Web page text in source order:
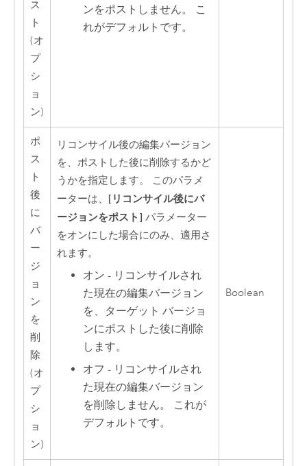
ス
ト
(オ
プ
シ
ョ
ン)
ンをポストしません。 こ
れがデフォルトです。
ポ
ス
ト
後
に
バ
ー
ジ
ョ
ン
を
削
除
(オ
プ
シ
ョ
ン)
リコンサイル後の編集バージョン
を、ポストした後に削除するかど
うかを指定します。 このパラメ
ーターは、 [リコンサイル後にバ
ージョンをポスト] パラメーター
をオンにした場合にのみ、適用さ
れます。
オン - リコンサイルされ
た現在の編集バージョン
を、ターゲット バージョ
ンにポストした後に削除
します。
オフ - リコンサイルされ
た現在の編集バージョン
を削除しません。 これが
デフォルトです。
Boolean